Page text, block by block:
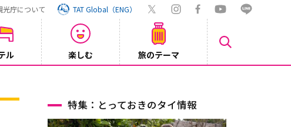
光庁について TAT Global（ENG）
ル 楽しむ 旅のテーマ
特集：とっておきのタイ情報